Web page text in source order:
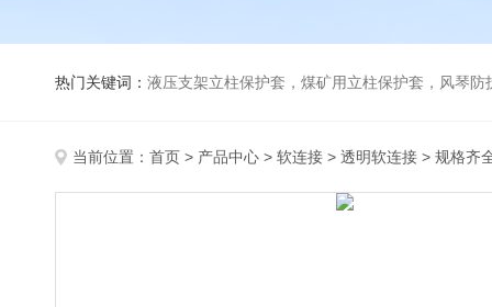
热门关键词： 液压支架立柱保护套，煤矿用立柱保护套，风琴
当前位置： 首页 > 产品中心 > 软连接 > 透明软连接 > 规格齐